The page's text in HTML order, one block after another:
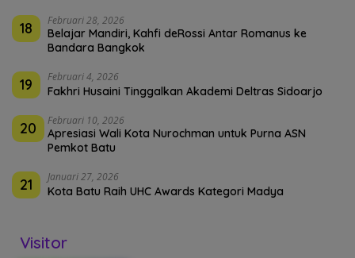
18 Februari 28, 2026
Belajar Mandiri, Kahfi deRossi Antar Romanus ke
Bandara Bangkok
19 Februari 4, 2026
Fakhri Husaini Tinggalkan Akademi Deltras Sidoarjo
20 Februari 10, 2026
Apresiasi Wali Kota Nurochman untuk Purna ASN
Pemkot Batu
21 Januari 27, 2026
Kota Batu Raih UHC Awards Kategori Madya
Visitor